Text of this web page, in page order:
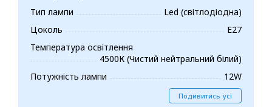
Тип лампи
Led (світлодіодна)
Цоколь
E27
Температура освітлення
4500К (Чистий нейтральний білий)
Потужність лампи
12W
Подивитись усі